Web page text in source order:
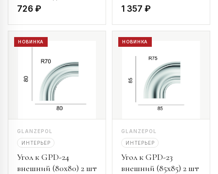
726 ₽ 1 357 ₽
НОВИНКА
GLANZEPOL
ИНТЕРЬЕР
Угол к GPD-24
внешний (80х80) 2 шт
НОВИНКА
GLANZEPOL
ИНТЕРЬЕР
Угол к GPD-23
внешний (85х85) 2 шт